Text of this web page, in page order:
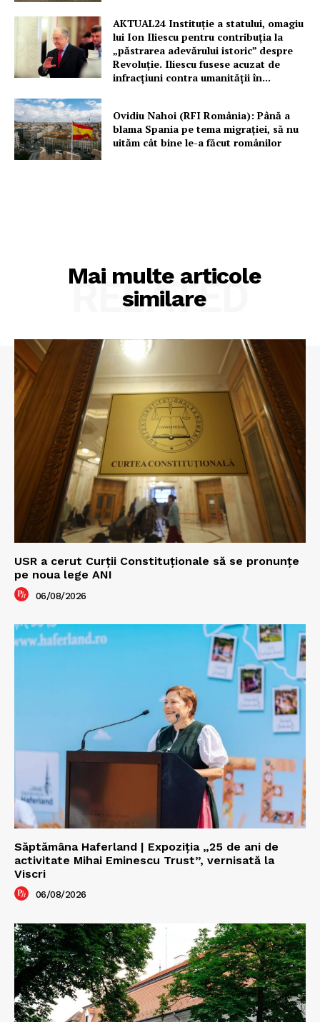
AKTUAL24 Instituție a statului, omagiu
lui Ion Iliescu pentru contribuția la
„păstrarea adevărului istoric” despre
Revoluție. Iliescu fusese acuzat de
infracțiuni contra umanității în...
Ovidiu Nahoi (RFI România): Până a
blama Spania pe tema migrației, să nu
uităm cât bine le-a făcut românilor
Mai multe articole
similare
RELATED
USR a cerut Curții Constituționale să se pronunțe
pe noua lege ANI
06/08/2026
Săptămâna Haferland | Expoziţia „25 de ani de
activitate Mihai Eminescu Trust”, vernisată la
Viscri
06/08/2026